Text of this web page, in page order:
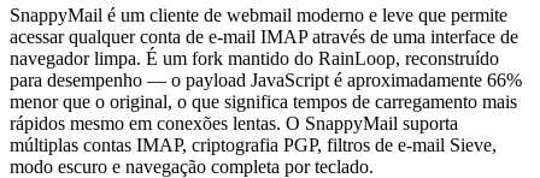
SnappyMail é um cliente de webmail moderno e leve que permite
acessar qualquer conta de e-mail IMAP através de uma interface de
navegador limpa. É um fork mantido do RainLoop, reconstruído
para desempenho — o payload JavaScript é aproximadamente 66%
menor que o original, o que significa tempos de carregamento mais
rápidos mesmo em conexões lentas. O SnappyMail suporta
múltiplas contas IMAP, criptografia PGP, filtros de e-mail Sieve,
modo escuro e navegação completa por teclado.